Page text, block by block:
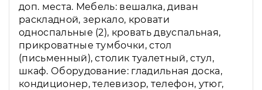
доп. места. Мебель: вешалка, диван
раскладной, зеркало, кровати
односпальные (2), кровать двуспальная,
прикроватные тумбочки, стол
(письменный), столик туалетный, стул,
шкаф. Оборудование: гладильная доска,
кондиционер, телевизор, телефон, утюг,